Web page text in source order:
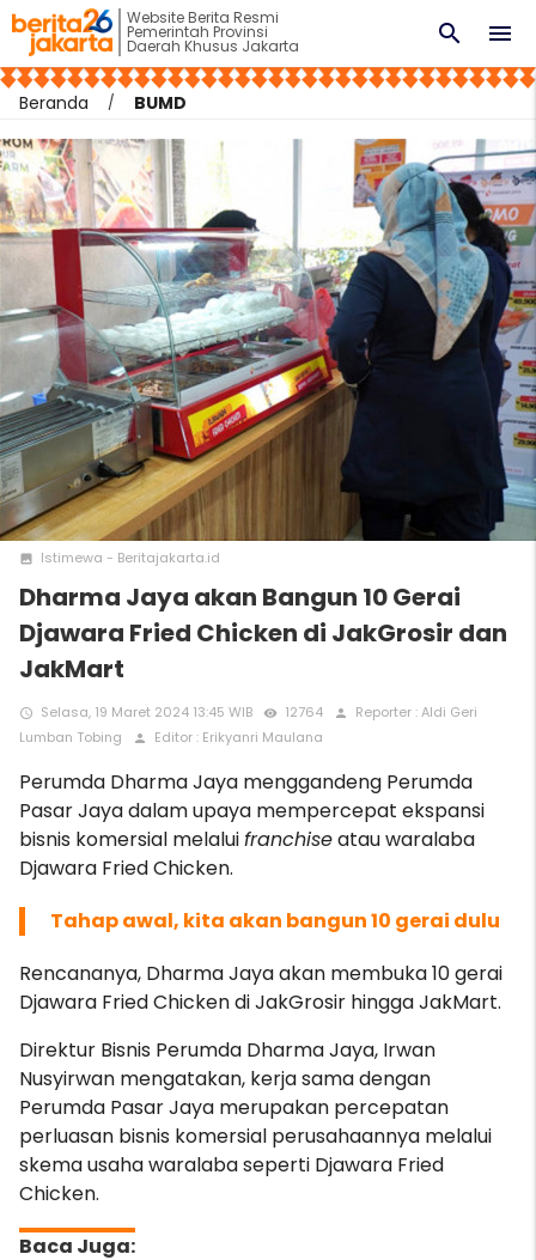
Website Berita Resmi
Pemerintah Provinsi
Daerah Khusus Jakarta menu
search
Beranda BUMD
photo Istimewa - Beritajakarta.id
Dharma Jaya akan Bangun 10 Gerai
Djawara Fried Chicken di JakGrosir dan
JakMart
access_time Selasa, 19 Maret 2024 13:45 WIB remove_red_eye 12764 person
Reporter : Aldi Geri
Lumban Tobing
person Editor : Erikyanri Maulana
Perumda Dharma Jaya menggandeng Perumda
Pasar Jaya dalam upaya mempercepat ekspansi
bisnis komersial melaluifranchiseatau waralaba
Djawara Fried Chicken.
Tahap awal, kita akan bangun 10 gerai dulu
Rencananya, Dharma Jaya akan membuka 10 gerai
Djawara Fried Chicken di JakGrosir hingga JakMart.
Direktur Bisnis Perumda Dharma Jaya, Irwan
Nusyirwan mengatakan, kerja sama dengan
Perumda Pasar Jaya merupakan percepatan
perluasan bisnis komersial perusahaannya melalui
skema usaha waralaba seperti Djawara Fried
Chicken.